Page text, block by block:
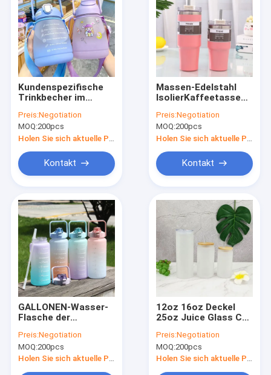
Kundenspezifische
Trinkbecher im
freie Wasser-
Flaschen Bpa mit Seil
1300ml
Preis:Negotiation
MOQ:200pcs
Kontakt
Massen-Edelstahl
IsolierKaffeetassen
mit Deckel und Stroh
Preis:Negotiation
MOQ:200pcs
Kontakt
GALLONEN-Wasser-
Flasche der
kundenspezifischen
Trinkbecher-2000ML
im Freien Motiv
Preis:Negotiation
MOQ:200pcs
Holen Sie sich aktuelle Preis
12oz 16oz Deckel
25oz Juice Glass Cup
Bambus
Preis:Negotiation
MOQ:200pcs
Holen Sie sich aktuelle Preis